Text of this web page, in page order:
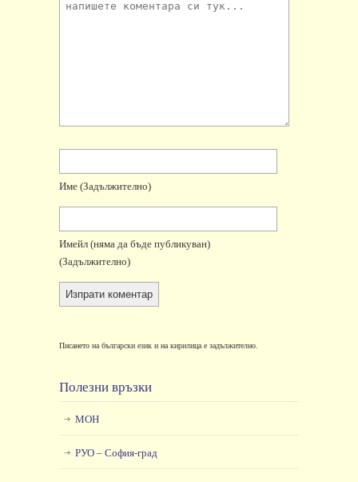
Име (задължително)
Имейл (няма да бъде публикуван)
(задължително)
Писането на български език и на кирилица е задължително.
Полезни връзки
МОН
РУО – София-град